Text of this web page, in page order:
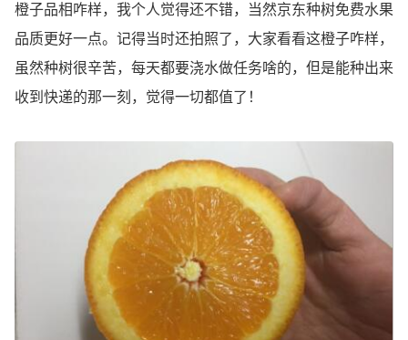
橙子品相咋样，我个人觉得还不错，当然京东种树免费水果
品质更好一点。 记得当时还拍照了，大家看看这橙子咋样，
虽然种树很辛苦，每天都要浇水做任务啥的，但是能种出来
收到快递的那一刻，觉得一切都值了！